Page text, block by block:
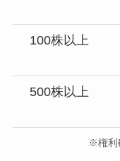
100株以上
500株以上
※権利